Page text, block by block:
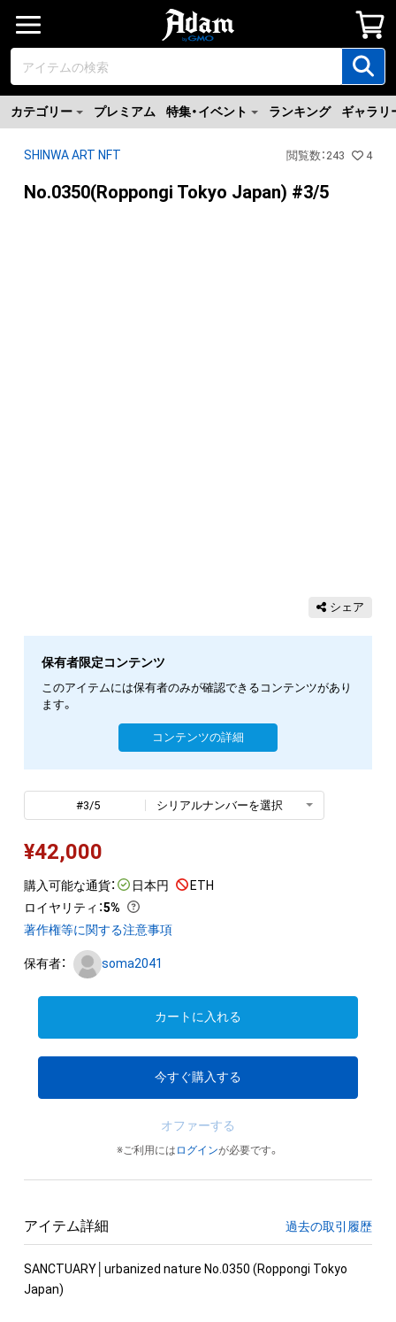
カテゴリー プレミアム 特集・イベント ランキング ギャラリ
SHINWA ART NFT 閲覧数 ：243 4
No.0350(Roppongi Tokyo Japan) #3/5
シェア
保有者限定コンテンツ
このアイテムには保有者のみが確認できるコンテンツがあり
ます。
コンテンツの詳細
#3/5 シリアルナンバーを選択
¥42,000
購入可能な通貨： 日本円
ETH
ロイヤリティ ：5%
著作権等に関する注意事項
保有者： soma2041
カートに入れる
今すぐ購入する
オファーする
※ご利用には ログインが必要です。
アイテム詳細 過去の取引履歴
SANCTUARY│urbanized nature No.0350 (Roppongi Tokyo
Japan)